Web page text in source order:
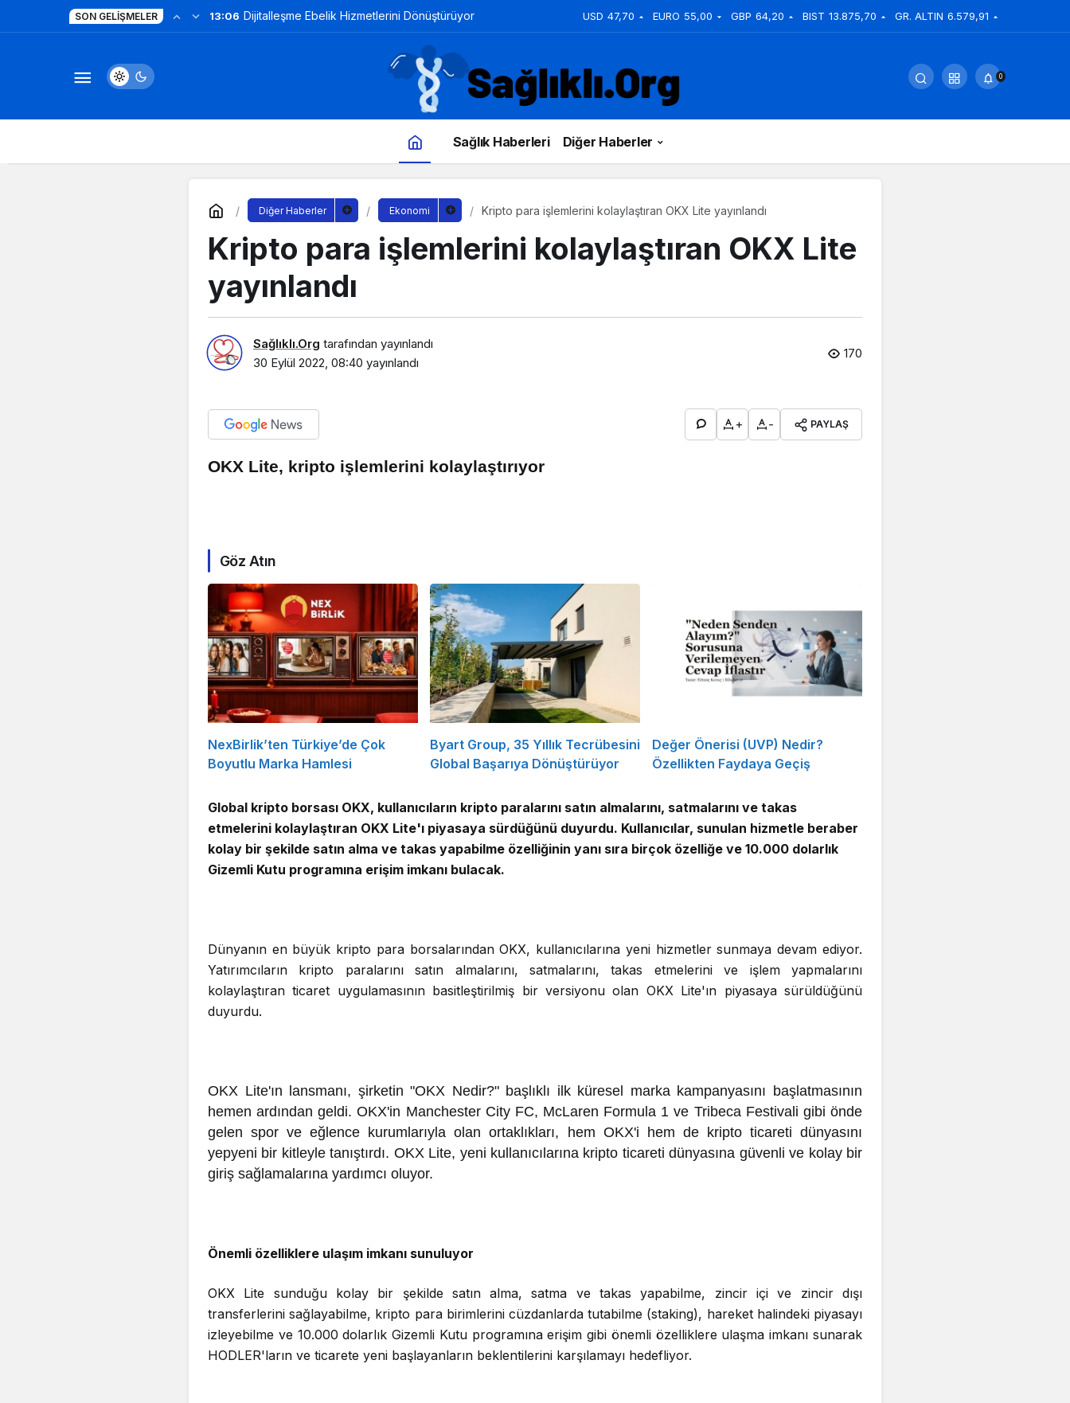
SON GELIŞMELER 13:06 Dijitalleşme Ebelik Hizmetlerini Dönüştürüyor USD 47,70 EURO 55,00 GBP 64,20 BIST 13.875,70 GR. ALTIN 6.579,91
0
Sağlık Haberleri Diğer Haberler
Diğer Haberler Ekonomi Kripto para işlemlerini kolaylaştıran OKX Lite yayınlandı
Kripto para işlemlerini kolaylaştıran OKX Lite
yayınlandı
Sağlıklı.Org tarafından yayınlandı
30 Eylül 2022, 08:40 yayınlandı
170
+ - PAYLAŞ
OKX Lite, kripto işlemlerini kolaylaştırıyor
Göz Atın
NexBirlik’ten Türkiye’de Çok
Boyutlu Marka Hamlesi
Byart Group, 35 Yıllık Tecrübesini
Global Başarıya Dönüştürüyor
Değer Önerisi (UVP) Nedir?
Özellikten Faydaya Geçiş
Global kripto borsası OKX, kullanıcıların kripto paralarını satın almalarını, satmalarını ve takas
etmelerini kolaylaştıran OKX Lite'ı piyasaya sürdüğünü duyurdu. Kullanıcılar, sunulan hizmetle beraber
kolay bir şekilde satın alma ve takas yapabilme özelliğinin yanı sıra birçok özelliğe ve 10.000 dolarlık
Gizemli Kutu programına erişim imkanı bulacak.
Dünyanın en büyük kripto para borsalarından OKX, kullanıcılarına yeni hizmetler sunmaya devam ediyor.
Yatırımcıların kripto paralarını satın almalarını, satmalarını, takas etmelerini ve işlem yapmalarını
kolaylaştıran ticaret uygulamasının basitleştirilmiş bir versiyonu olan OKX Lite'ın piyasaya sürüldüğünü
duyurdu.
OKX Lite'ın lansmanı, şirketin "OKX Nedir?" başlıklı ilk küresel marka kampanyasını başlatmasının
hemen ardından geldi. OKX'in Manchester City FC, McLaren Formula 1 ve Tribeca Festivali gibi önde
gelen spor ve eğlence kurumlarıyla olan ortaklıkları, hem OKX'i hem de kripto ticareti dünyasını
yepyeni bir kitleyle tanıştırdı. OKX Lite, yeni kullanıcılarına kripto ticareti dünyasına güvenli ve kolay bir
giriş sağlamalarına yardımcı oluyor.
Önemli özelliklere ulaşım imkanı sunuluyor
OKX Lite sunduğu kolay bir şekilde satın alma, satma ve takas yapabilme, zincir içi ve zincir dışı
transferlerini sağlayabilme, kripto para birimlerini cüzdanlarda tutabilme (staking), hareket halindeki piyasayı
izleyebilme ve 10.000 dolarlık Gizemli Kutu programına erişim gibi önemli özelliklere ulaşma imkanı sunarak
HODLER'ların ve ticarete yeni başlayanların beklentilerini karşılamayı hedefliyor.